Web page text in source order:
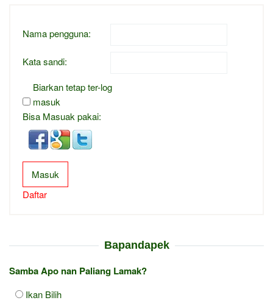
Nama pengguna:
Kata sandi:
Biarkan tetap ter-log
masuk
Bisa Masuak pakai:
Masuk
Daftar
Bapandapek
Samba Apo nan Paliang Lamak?
Ikan Bilih